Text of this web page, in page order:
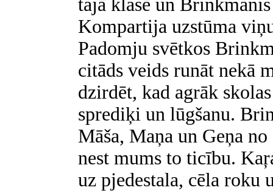
tajā klasē un
Kompartija uzstūma
Padomju svētkos
citāds veids runāt nekā
dzirdēt, kad agrāk
sprediķi un lūgšanu.
Māša, Maņa un Geņa
nest mums to ticību.
uz pjedestala, cēla roku